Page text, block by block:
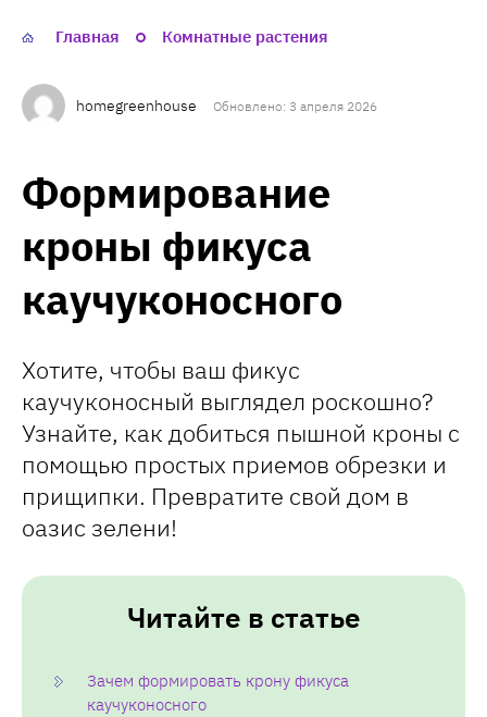
Главная Комнатные растения
homegreenhouse Обновлено: 3 апреля 2026
Формирование
кроны фикуса
каучуконосного
Хотите, чтобы ваш фикус
каучуконосный выглядел роскошно?
Узнайте, как добиться пышной кроны с
помощью простых приемов обрезки и
прищипки. Превратите свой дом в
оазис зелени!
Читайте в статье
Зачем формировать крону фикуса
каучуконосного